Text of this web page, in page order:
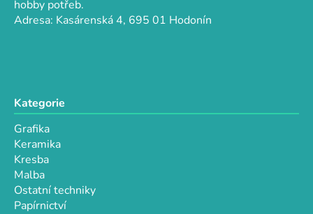
hobby potřeb.
Adresa: Kasárenská 4, 695 01 Hodonín
Kategorie
Grafika
Keramika
Kresba
Malba
Ostatní techniky
Papírnictví